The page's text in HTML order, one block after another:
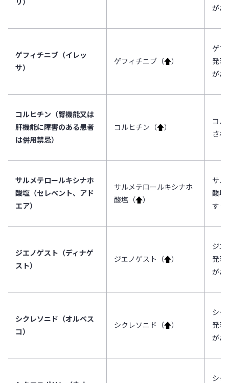
があ
ゲフィチニブ（イレッ
サ）
ゲフィチニブ（↑）
ゲフ
発現
があ
コルヒチン（腎機能又は
肝機能に障害のある患者
は併用禁忌）
コルヒチン（↑）
コル
さ
サルメテロールキシナホ
酸塩（セレベント、アド
エア）
サルメテロールキシナホ
酸塩（↑）
サル
酸塩
すく
ジエノゲスト（ディナゲ
スト）
ジエノゲスト（↑）
ジエ
発現
があ
シクレソニド（オルベス
コ）
シクレソニド（↑）
シク
発現
があ
シク